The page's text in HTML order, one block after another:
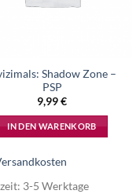
Shadow Zone –
PSP
9,99€
IN DEN WARENKORB
3-5 Werktage